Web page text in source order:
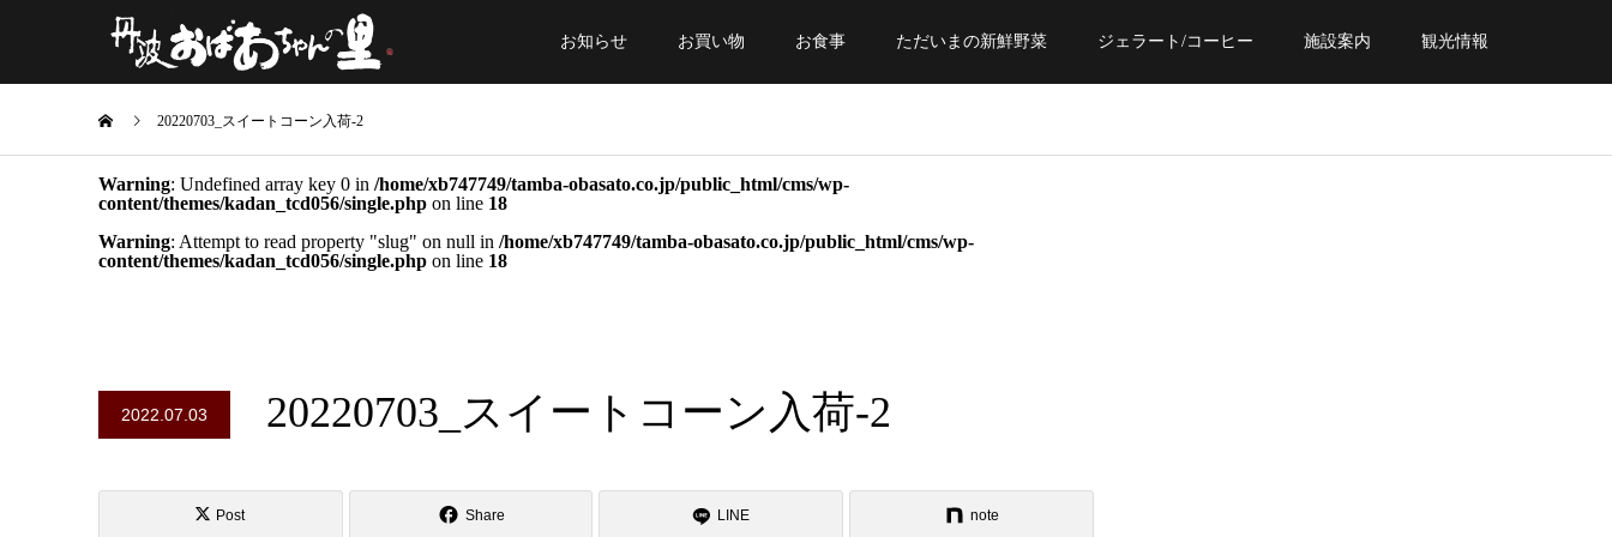
お知らせ お買い物 お食事 ただいまの新鮮野菜 ジェラート/コーヒー 施設案内 観光情報
20220703_スイートコーン入荷-2
Warning: Undefined array key 0 in /home/xb747749/tamba-obasato.co.jp/public_html/cms/wp-
content/themes/kadan_tcd056/single.php on line 18
Warning: Attempt to read property "slug" on null in /home/xb747749/tamba-obasato.co.jp/public_html/cms/wp-
content/themes/kadan_tcd056/single.php on line 18
2022.07.03 20220703_スイートコーン入荷-2
Post Share LINE note